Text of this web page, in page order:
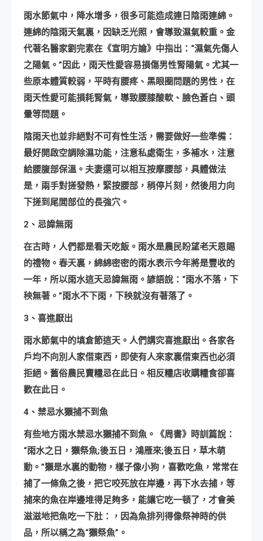
雨水節氣中，降水增多，很多可能造成連日陰雨連綿。
連綿的陰雨天氣裏，因缺乏光照，會導致濕氣較重。金
代著名醫家劉完素在《宣明方論》中指出：“濕氣先傷人
之陽氣。”因此，雨天性愛容易損傷男性腎陽氣。尤其一
些原本體質較弱，平時有腰疼、黑眼圈問題的男性，在
雨天性愛可能損耗腎氣，導致腰膝酸軟、臉色蒼白、頭
暈等問題。
陰雨天也並非絕對不可有性生活，需要做好一些準備：
最好開啟空調除濕功能，注意私處衛生，多補水，注意
給腰腹部保溫。夫妻還可以相互按摩腰部，具體做法
是，兩手對搓發熱，緊按腰部，稍停片刻，然後用力向
下搓到尾閭部位的長強穴。
2、忌諱無雨
在古時，人們都是看天吃飯。雨水是農民盼望老天恩賜
的禮物。春天裏，綿綿密密的雨水表示今年將是豐收的
一年，所以雨水這天忌諱無雨。諺語說：“雨水不落，下
秧無著。”雨水不下雨，下秧就沒有著落了。
3、喜進厭出
雨水節氣中的填倉節這天。人們講究喜進厭出。各家各
戶均不向別人家借東西，即使有人來家裏借東西也必須
拒絕。舊俗農民賣糧忌在此日。相反糧店收購糧食卻喜
歡在此日。
4、禁忌水獺捕不到魚
有些地方雨水禁忌水獺捕不到魚。《周書》時訓篇說：
“雨水之日，獺祭魚;後五日，鴻雁來;後五日，草木萌
動。”獺是水裏的動物，樣子像小狗，喜歡吃魚，常常在
捕了一條魚之後，把它咬死放在岸邊，再下水去捕，等
捕來的魚在岸邊堆得足夠多，能讓它吃一頓了，才會美
滋滋地把魚吃一下肚：，因為魚排列得像祭神時的供
品，所以稱之為“獺祭魚”。